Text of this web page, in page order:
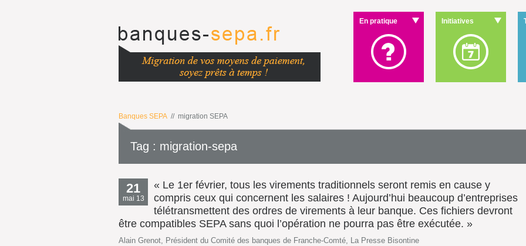
En pratique Initiatives
Banques SEPA // migration SEPA
Tag : migration-sepa
21
mai 13
« Le 1er février, tous les virements traditionnels seront remis en cause y
compris ceux qui concernent les salaires ! Aujourd’hui beaucoup d’entreprises
télétransmettent des ordres de virements à leur banque. Ces fichiers devront
être compatibles SEPA sans quoi l’opération ne pourra pas être exécutée. »
Alain Grenot, Président du Comité des banques de Franche-Comté, La Presse Bisontine